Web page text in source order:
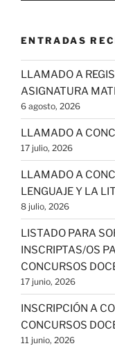
ENTRADAS
LLAMADO A
ASIGNATURA
6 agosto, 2026
LLAMADO A
17 julio, 2026
LLAMADO A
LENGUAJE Y LA
8 julio, 2026
LISTADO PARA
INSCRIPTAS/OS
CONCURSOS
17 junio, 2026
INSCRIPCIÓN A
CONCURSOS
11 junio, 2026